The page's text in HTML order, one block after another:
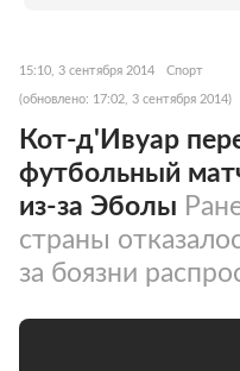
15:10, 3 сентября 2014 Спорт
(обновлено: 17:02, 3 сентября 2014)
Кот-д'Ивуар
футбольный
из-за Эболы
страны
за боязни